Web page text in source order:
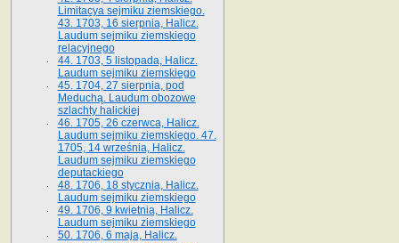
Limitacya sejmiku ziemskiego.
43. 1703, 16 sierpnia, Halicz.
Laudum sejmiku ziemskiego
relacyjnego
44. 1703, 5 listopada, Halicz.
Laudum sejmiku ziemskiego
45. 1704, 27 sierpnia, pod
Meduchą. Laudum obozowe
szlachty halickiej
46. 1705, 26 czerwca, Halicz.
Laudum sejmiku ziemskiego. 47.
1705, 14 września, Halicz.
Laudum sejmiku ziemskiego
deputackiego
48. 1706, 18 stycznia, Halicz.
Laudum sejmiku ziemskiego
49. 1706, 9 kwietnia, Halicz.
Laudum sejmiku ziemskiego
50. 1706, 6 maja, Halicz.